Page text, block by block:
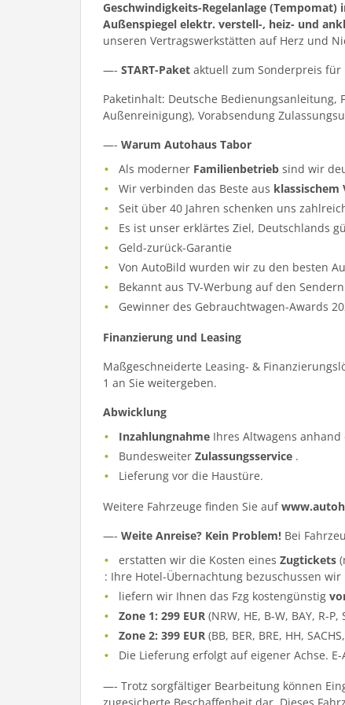
Geschwindigkeits-Regelanlage
Außenspiegel elektr. verstell-, heiz- und
unseren Vertragswerkstätten auf Herz und
—- START-Paket aktuell zum Sonderpreis für
Paketinhalt: Deutsche
Außenreinigung), Vorabsendung
—- Warum Autohaus Tabor
Als moderner Familienbetrieb sind wir
Wir verbinden das Beste aus klassischem
Seit über 40 Jahren schenken uns
Es ist unser erklärtes Ziel, Deutschlands
Geld-zurück-Garantie
Von AutoBild wurden wir zu den besten
Bekannt aus TV-Werbung auf den
Gewinner des Gebrauchtwagen-Awards
Finanzierung und Leasing
Maßgeschneiderte Leasing- &
1 an Sie weitergeben.
Abwicklung
Inzahlungnahme Ihres Altwagens
BundesweiterZulassungsservice .
Lieferung vor die Haustüre.
Weitere Fahrzeuge finden Sie auf
—- Weite Anreise? Kein Problem! Bei
erstatten wir die Kosten einesZugtickets
: Ihre Hotel-Übernachtung bezuschussen wir
liefern wir Ihnen das Fzg kostengünstig
Zone 1: 299 EUR (NRW, HE, B-W, BAY, R-P,
Zone 2: 399 EUR (BB, BER, BRE, HH,
Die Lieferung erfolgt auf eigener Achse.
—- Trotz sorgfältiger Bearbeitung können